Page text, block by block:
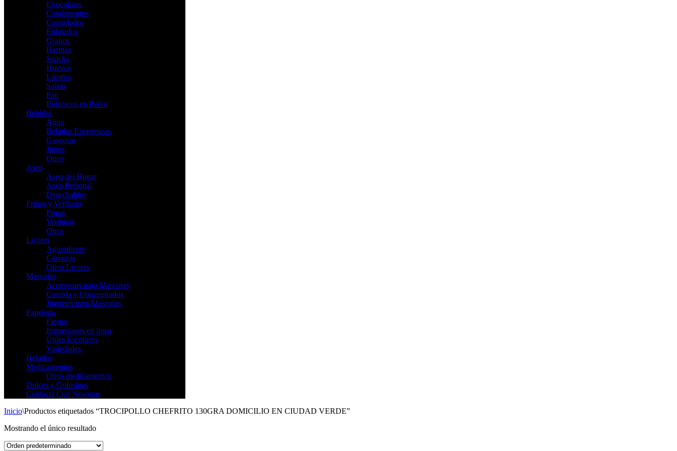
Chocolates
Condimentos
Congelados
Enlatados
Granos
Harinas
Snacks
Huevos
Lácteos
Salsas
Pan
Refrescos en Polvo
Bebidas
Agua
Bebidas Energeticas
Gaseosas
Jugos
Otros
Aseo
Aseo del Hogar
Aseo Personal
Desechables
Frutas y Verduras
Frutas
Verduras
Otros
Licores
Aguardiente
Cervezas
Otros Licores
Mascotas
Accesorios para Mascotas
Comida y Concentrados
Juguetes para Mascotas
Papelería
Fiestas
Impresiones en linea
Utiles Escolares
Variedades
Helados
Medicamentos
Otros medicamentos
Dulces y Golosinas
Contacta Con Nosotras
Inicio\Productos etiquetados “TROCIPOLLO CHEFRITO 130GRA DOMICILIO EN CIUDAD VERDE”
Mostrando el único resultado